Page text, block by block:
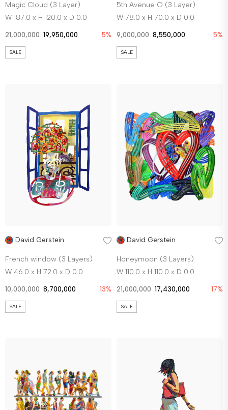
Magic Cloud (3 Layer)
W 187.0 x H 120.0 x D 0.0
21,000,000 19,950,000 5%
SALE
5th Avenue O (3 Layer)
W 78.0 x H 70.0 x D 0.0
9,000,000 8,550,000 5%
SALE
David Gerstein
French window (3 Layers)
W 46.0 x H 72.0 x D 0.0
10,000,000 8,700,000 13%
SALE
David Gerstein
Honeymoon (3 Layers)
W 110.0 x H 110.0 x D 0.0
21,000,000 17,430,000 17%
SALE